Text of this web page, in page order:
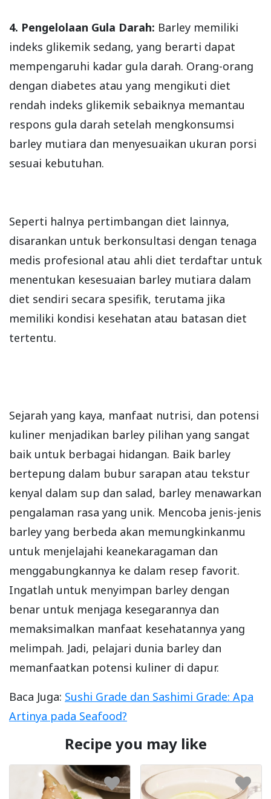
4. Pengelolaan Gula Darah: Barley memiliki
indeks glikemik sedang, yang berarti dapat
mempengaruhi kadar gula darah. Orang-orang
dengan diabetes atau yang mengikuti diet
rendah indeks glikemik sebaiknya memantau
respons gula darah setelah mengkonsumsi
barley mutiara dan menyesuaikan ukuran porsi
sesuai kebutuhan.
Seperti halnya pertimbangan diet lainnya,
disarankan untuk berkonsultasi dengan tenaga
medis profesional atau ahli diet terdaftar untuk
menentukan kesesuaian barley mutiara dalam
diet sendiri secara spesifik, terutama jika
memiliki kondisi kesehatan atau batasan diet
tertentu.
Sejarah yang kaya, manfaat nutrisi, dan potensi
kuliner menjadikan barley pilihan yang sangat
baik untuk berbagai hidangan. Baik barley
bertepung dalam bubur sarapan atau tekstur
kenyal dalam sup dan salad, barley menawarkan
pengalaman rasa yang unik. Mencoba jenis-jenis
barley yang berbeda akan memungkinkanmu
untuk menjelajahi keanekaragaman dan
menggabungkannya ke dalam resep favorit.
Ingatlah untuk menyimpan barley dengan
benar untuk menjaga kesegarannya dan
memaksimalkan manfaat kesehatannya yang
melimpah. Jadi, pelajari dunia barley dan
memanfaatkan potensi kuliner di dapur.
Baca Juga: Sushi Grade dan Sashimi Grade: Apa
Artinya pada Seafood?
Recipe you may like